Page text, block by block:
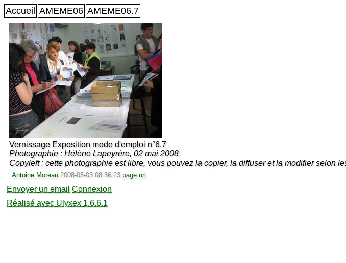
Accueil AMEME06 AMEME06.7
Vernissage Exposition mode d'emploi n°6.7
Photographie : Hélène Lapeyrère, 02 mai 2008
Copyleft : cette photographie est libre, vous pouvez la copier, la diffuser et la modifier selon
Antoine Moreau 2008-05-03 08:56:23 page url
Envoyer un email Connexion
Réalisé avec Ulyxex 1.6.6.1